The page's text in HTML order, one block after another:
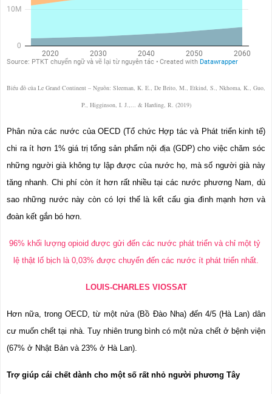
Biểu đồ của Le Grand Continent – Nguồn: Sleeman, K. E., De Brito, M., Etkind, S., Nkhoma, K., Guo,
P., Higginson, I. J.,... & Harding, R. (2019)
Phân nửa các nước của OECD (Tổ chức Hợp tác và Phát triển kinh tế)
chi ra ít hơn 1% giá trị tổng sản phẩm nội địa (GDP) cho việc chăm sóc
những người già không tự lập được của nước họ, mà số người già này
tăng nhanh. Chi phí còn ít hơn rất nhiều tại các nước phương Nam, dù
sao những nước này còn có lợi thế là kết cấu gia đình mạnh hơn và
đoàn kết gắn bó hơn.
96% khối lượng opioid được gửi đến các nước phát triển và chỉ một tỷ
lệ thật lố bịch là 0,03% được chuyển đến các nước ít phát triển nhất.
LOUIS-CHARLES VIOSSAT
Hơn nữa, trong OECD, từ một nửa (Bồ Đào Nha) đến 4/5 (Hà Lan) dân
cư muốn chết tại nhà. Tuy nhiên trung bình có một nửa chết ở bệnh viện
(67% ở Nhật Bản và 23% ở Hà Lan).
Trợ giúp cái chết dành cho một số rất nhỏ người phương Tây